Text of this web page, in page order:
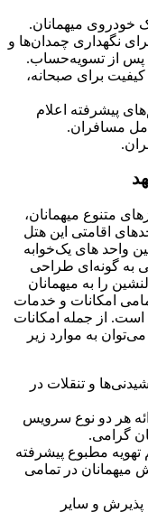
خودروی میهمانان.
نگهداری چمدان‌ها و
پس از تسویه‌حساب.
کیفیت برای صبحانه،
پیشرفته اعلام
مسافران.
متنوع میهمانان،
اقامتی این هتل
واحد های یک‌خوابه
به گونه‌ای طراحی
را به میهمانان
امکانات و خدمات
است. از جمله امکانات
به موارد زیر
و تنقلات در
هر دو نوع سرویس
گرامی.
مطبوع پیشرفته
میهمانان در تمامی
پذیرش و سایر